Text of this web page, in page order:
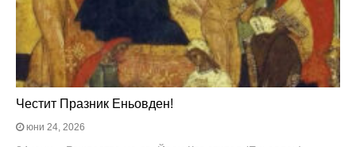
Честит Празник Еньовден!
юни 24, 2026